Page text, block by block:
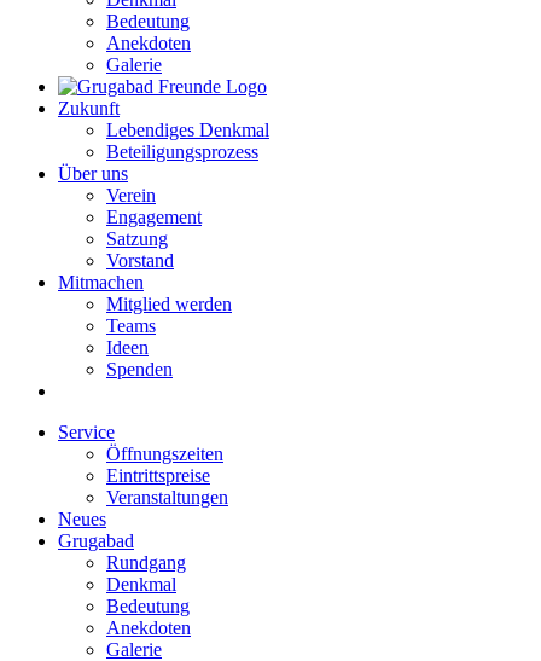
Bedeutung
Anekdoten
Galerie
Zukunft
Lebendiges Denkmal
Beteiligungsprozess
Über uns
Verein
Engagement
Satzung
Vorstand
Mitmachen
Mitglied werden
Teams
Ideen
Spenden
Service
Öffnungszeiten
Eintrittspreise
Veranstaltungen
Neues
Grugabad
Rundgang
Denkmal
Bedeutung
Anekdoten
Galerie